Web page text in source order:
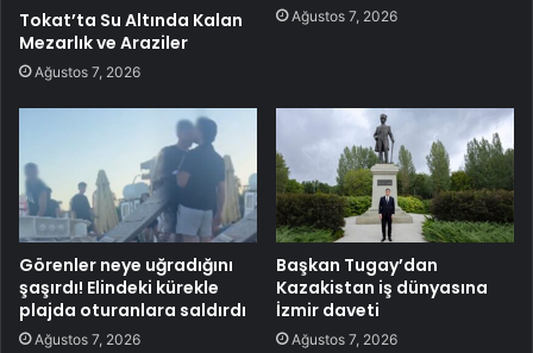
Tokat’ta Su Altında Kalan
Mezarlık ve Araziler
Ağustos 7, 2026
Ağustos 7, 2026
Görenler neye uğradığını
şaşırdı! Elindeki kürekle
plajda oturanlara saldırdı
Ağustos 7, 2026
Başkan Tugay’dan
Kazakistan iş dünyasına
İzmir daveti
Ağustos 7, 2026